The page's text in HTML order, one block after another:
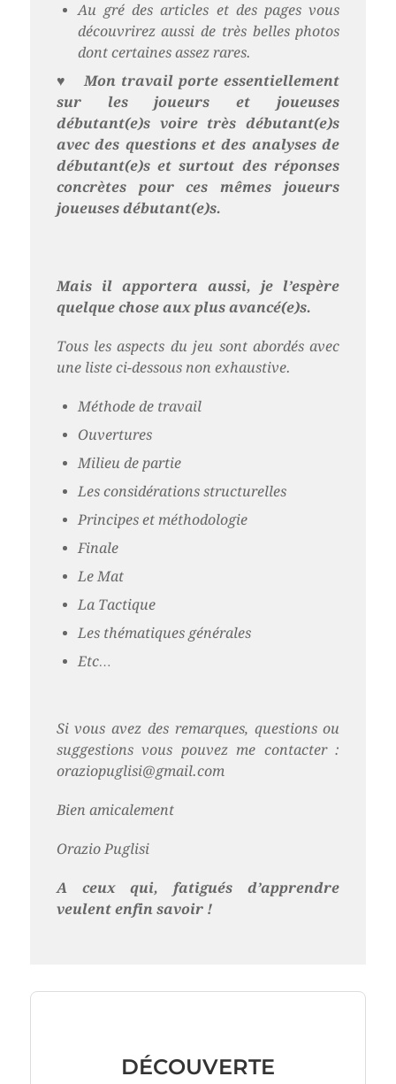
Au gré des articles et des pages vous
découvrirez aussi de très belles photos
dont certaines assez rares.
♥ Mon travail porte essentiellement
sur les joueurs et joueuses
débutant(e)s voire très débutant(e)s
avec des questions et des analyses de
débutant(e)s et surtout des réponses
concrètes pour ces mêmes joueurs
joueuses débutant(e)s.
Mais il apportera aussi, je l’espère
quelque chose aux plus avancé(e)s.
Tous les aspects du jeu sont abordés avec
une liste ci-dessous non exhaustive.
Méthode de travail
Ouvertures
Milieu de partie
Les considérations structurelles
Principes et méthodologie
Finale
Le Mat
La Tactique
Les thématiques générales
Etc…
Si vous avez des remarques, questions ou
suggestions vous pouvez me contacter :
oraziopuglisi@gmail.com
Bien amicalement
Orazio Puglisi
A ceux qui, fatigués d’apprendre
veulent enfin savoir !
DÉCOUVERTE